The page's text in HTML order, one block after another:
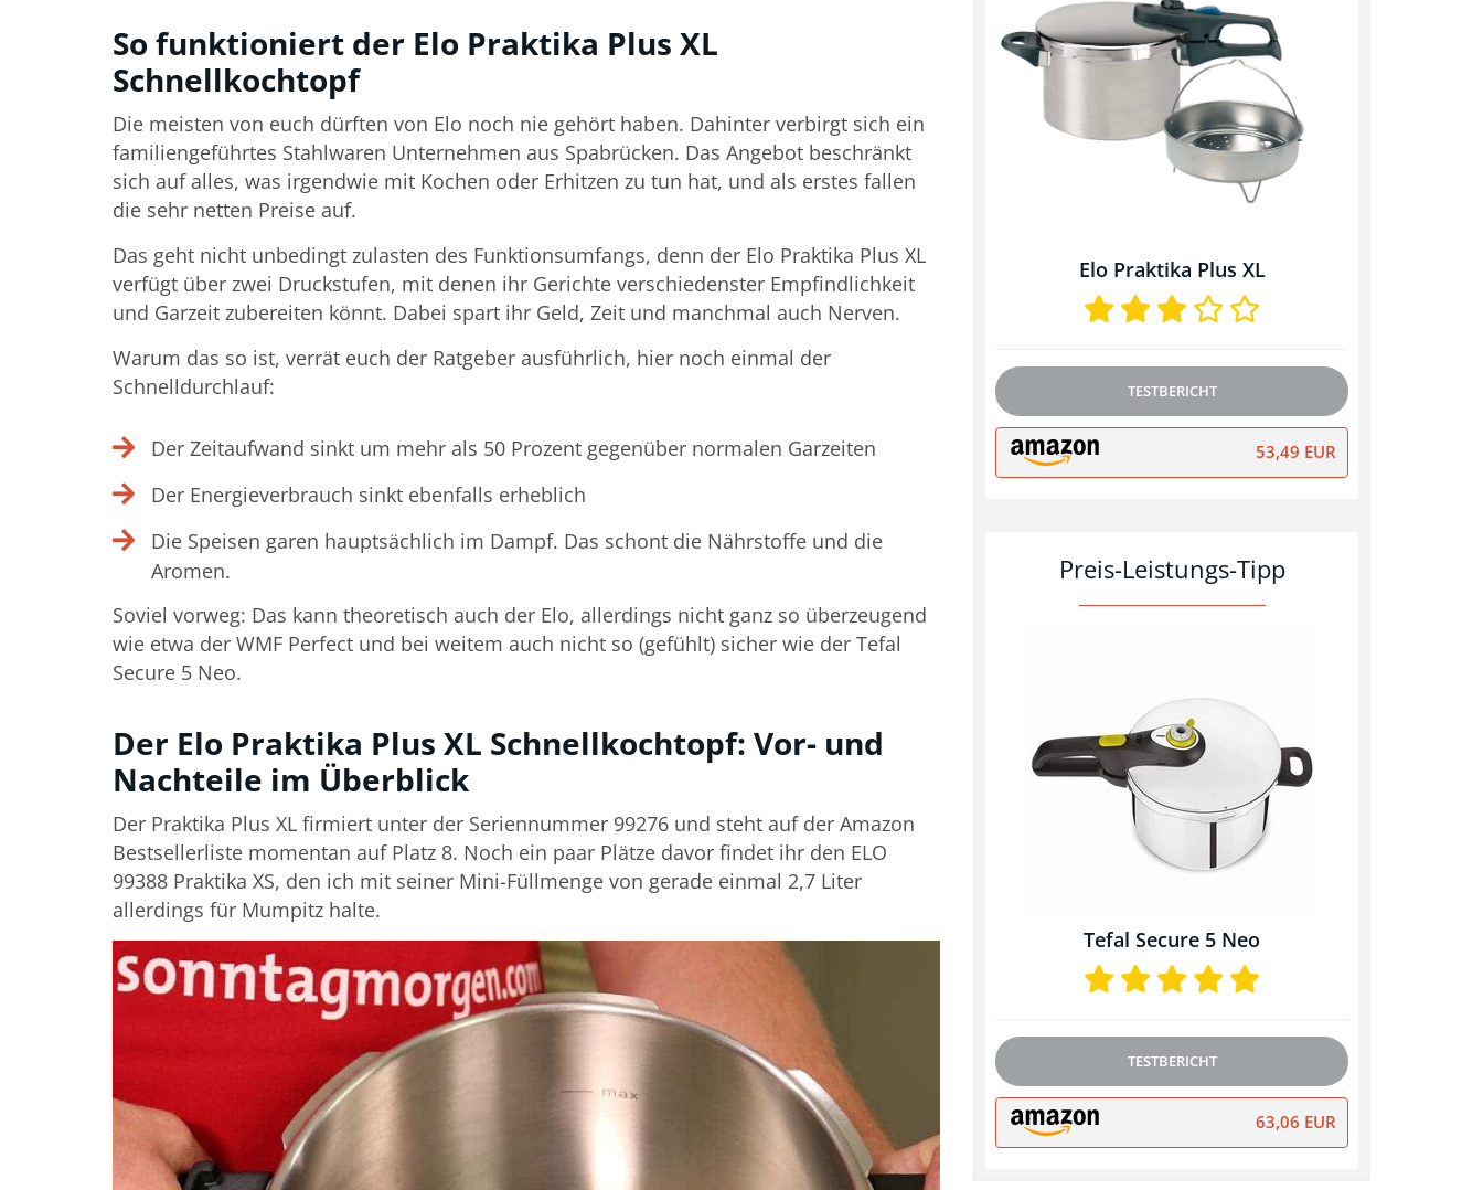
So funktioniert der Elo Praktika Plus XL
Schnellkochtopf
Die meisten von euch dürften von Elo noch nie gehört haben. Dahinter verbirgt sich ein
familiengeführtes Stahlwaren Unternehmen aus Spabrücken. Das Angebot beschränkt
sich auf alles, was irgendwie mit Kochen oder Erhitzen zu tun hat, und als erstes fallen
die sehr netten Preise auf.
Das geht nicht unbedingt zulasten des Funktionsumfangs, denn der Elo Praktika Plus XL
verfügt über zwei Druckstufen, mit denen ihr Gerichte verschiedenster Empfindlichkeit
und Garzeit zubereiten könnt. Dabei spart ihr Geld, Zeit und manchmal auch Nerven.
Warum das so ist, verrät euch der Ratgeber ausführlich, hier noch einmal der
Schnelldurchlauf:
Der Zeitaufwand sinkt um mehr als 50 Prozent gegenüber normalen Garzeiten
Der Energieverbrauch sinkt ebenfalls erheblich
Die Speisen garen hauptsächlich im Dampf. Das schont die Nährstoffe und die
Aromen.
Soviel vorweg: Das kann theoretisch auch der Elo, allerdings nicht ganz so überzeugend
wie etwa der WMF Perfect und bei weitem auch nicht so (gefühlt) sicher wie der Tefal
Secure 5 Neo.
Der Elo Praktika Plus XL Schnellkochtopf: Vor- und
Nachteile im Überblick
Der Praktika Plus XL firmiert unter der Seriennummer 99276 und steht auf der Amazon
Bestsellerliste momentan auf Platz 8. Noch ein paar Plätze davor findet ihr den ELO
99388 Praktika XS, den ich mit seiner Mini-Füllmenge von gerade einmal 2,7 Liter
allerdings für Mumpitz halte.
Elo Praktika Plus XL
TESTBERICHT
53,49 EUR
Preis-Leistungs-Tipp
Tefal Secure 5 Neo
TESTBERICHT
63,06 EUR